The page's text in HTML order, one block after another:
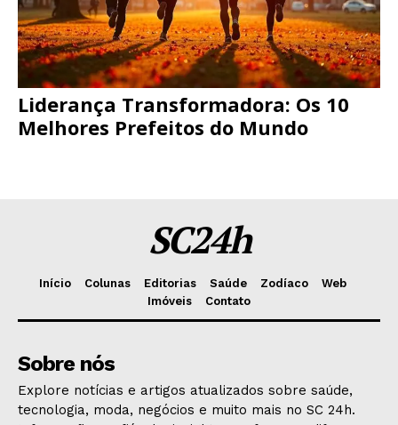
Liderança Transformadora: Os 10
Melhores Prefeitos do Mundo
SC24h
Início Colunas Editorias Saúde Zodíaco
Web
Imóveis
Contato
Sobre nós
Explore notícias e artigos atualizados sobre saúde,
tecnologia, moda, negócios e muito mais no SC 24h.